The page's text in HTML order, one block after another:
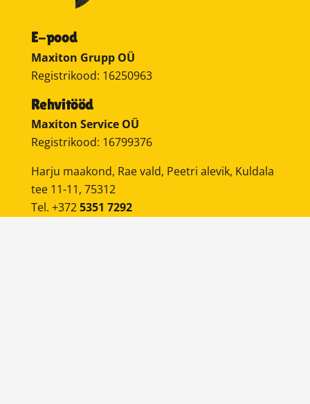
E-pood
Maxiton Grupp OÜ
Registrikood: 16250963
Rehvitööd
Maxiton Service OÜ
Registrikood: 16799376
Harju maakond, Rae vald, Peetri alevik, Kuldala
tee 11-11, 75312
Tel. +3725351 7292